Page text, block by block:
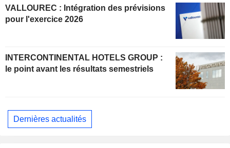
VALLOUREC : Intégration des prévisions
pour l'exercice 2026
INTERCONTINENTAL HOTELS GROUP :
le point avant les résultats semestriels
Dernières actualités